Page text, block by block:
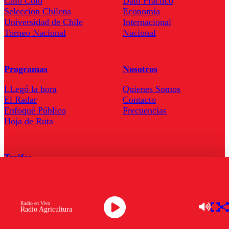
Radio Agricultura
Radio en Vivo
Seleccion Chilena
Universidad de Chile
Torneo Nacional
Economía
Internacional
Nacional
Programas
LLegó la hora
El Radar
Enfoqué Público
Hoja de Ruta
Nosotros
Quienes Somos
Contacto
Frecuencias
Tarifas